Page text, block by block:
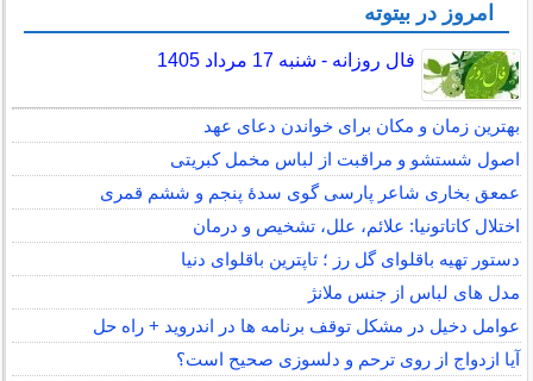
امروز در بیتوته
فال روزانه - شنبه 17 مرداد 1405
بهترین زمان و مکان برای خواندن دعای عهد
اصول شستشو و مراقبت از لباس مخمل کبریتی
عمعق بخاری شاعر پارسی گوی سدهٔ پنجم و ششم قمری
اختلال کاتاتونیا: علائم، علل، تشخیص و درمان
دستور تهیه باقلوای گل رز ؛ تاپترین باقلوای دنیا
مدل های لباس از جنس ملانژ
عوامل دخیل در مشکل توقف برنامه ها در اندروید + راه حل
آیا ازدواج از روی ترحم و دلسوزی صحیح است؟